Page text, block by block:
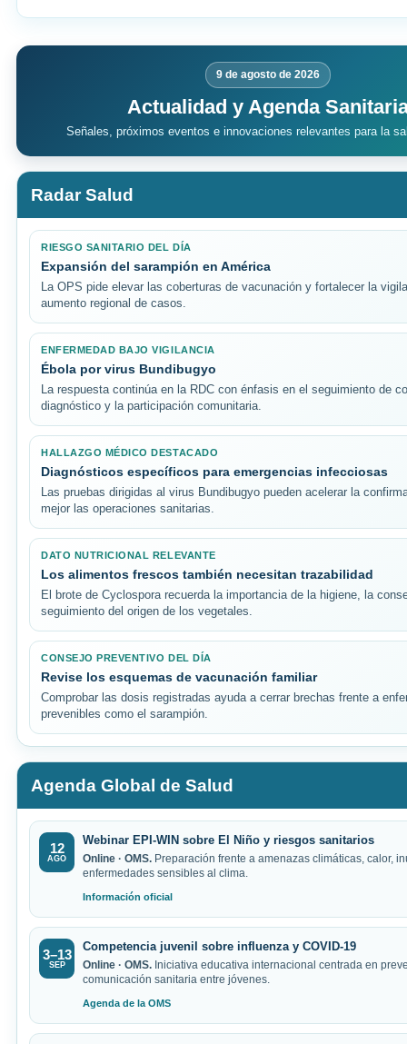
9 de agosto de 2026
Actualidad y Agenda
Señales, próximos eventos e innovaciones relevantes para la
Radar Salud
RIESGO SANITARIO DEL DÍA
Expansión del sarampión en América
La OPS pide elevar las coberturas de vacunación y fortalecer la
aumento regional de casos.
ENFERMEDAD BAJO VIGILANCIA
Ébola por virus Bundibugyo
La respuesta continúa en la RDC con énfasis en el seguimiento de
diagnóstico y la participación comunitaria.
HALLAZGO MÉDICO DESTACADO
Diagnósticos específicos para emergencias infecciosas
Las pruebas dirigidas al virus Bundibugyo pueden acelerar la
mejor las operaciones sanitarias.
DATO NUTRICIONAL RELEVANTE
Los alimentos frescos también necesitan trazabilidad
El brote de Cyclospora recuerda la importancia de la higiene, la
seguimiento del origen de los vegetales.
CONSEJO PREVENTIVO DEL DÍA
Revise los esquemas de vacunación familiar
Comprobar las dosis registradas ayuda a cerrar brechas frente a
prevenibles como el sarampión.
Agenda Global de Salud
12
AGO
Webinar EPI-WIN sobre El Niño y riesgos sanitarios
Online · OMS. Preparación frente a amenazas climáticas, calor,
enfermedades sensibles al clima.
Información oficial
3–13
SEP
Competencia juvenil sobre influenza y COVID-19
Online · OMS. Iniciativa educativa internacional centrada en
comunicación sanitaria entre jóvenes.
Agenda de la OMS